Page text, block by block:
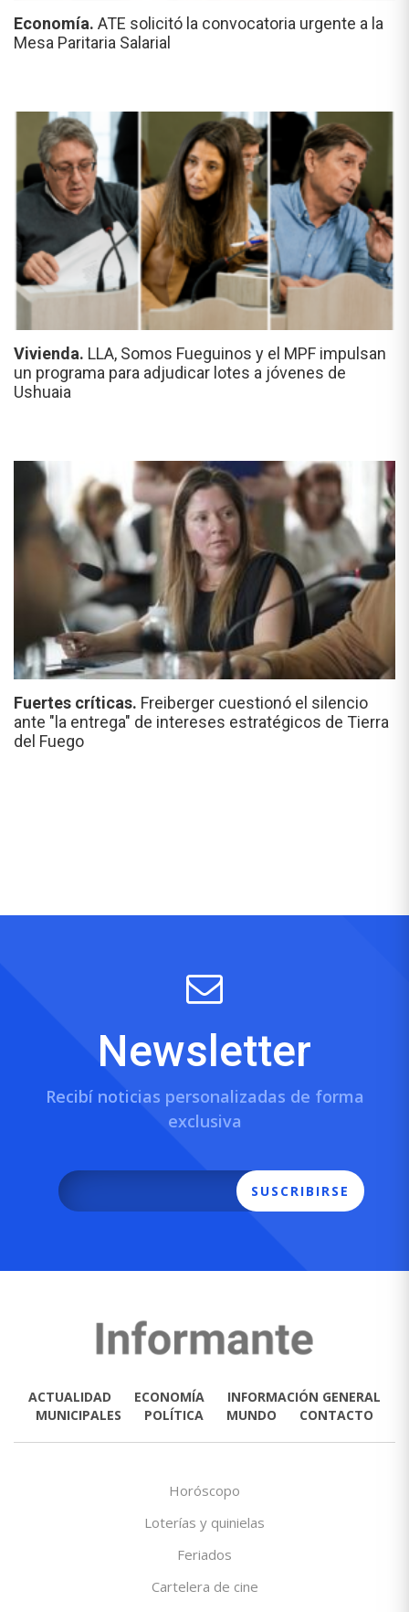
Economía. ATE solicitó la convocatoria urgente a la
Mesa Paritaria Salarial
Vivienda. LLA, Somos Fueguinos y el MPF impulsan
un programa para adjudicar lotes a jóvenes de
Ushuaia
Fuertes críticas. Freiberger cuestionó el silencio
ante "la entrega" de intereses estratégicos de Tierra
del Fuego
Newsletter
Recibí noticias personalizadas de forma
exclusiva
SUSCRIBIRSE
ACTUALIDAD ECONOMÍA
INFORMACIÓN GENERAL
MUNICIPALES
POLÍTICA MUNDO CONTACTO
Horóscopo
Loterías y quinielas
Feriados
Cartelera de cine